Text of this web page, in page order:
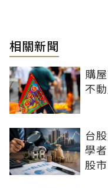
相關新聞
購
不
台
學
股市